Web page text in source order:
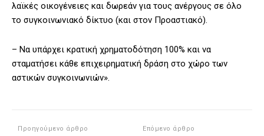
λαϊκές οικογένειες και δωρεάν για τους ανέργους σε όλο
το συγκοινωνιακό δίκτυο (και στον Προαστιακό).
– Να υπάρχει κρατική χρηματοδότηση 100% και να
σταματήσει κάθε επιχειρηματική δράση στο χώρο των
αστικών συγκοινωνιών».
Προηγούμενο άρθρο Επόμενο άρθρο